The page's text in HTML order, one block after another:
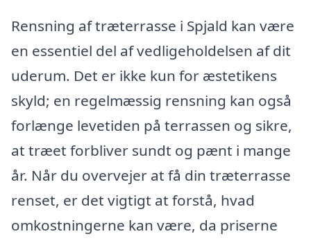
Rensning af træterrasse i Spjald kan være
en essentiel del af vedligeholdelsen af dit
uderum. Det er ikke kun for æstetikens
skyld; en regelmæssig rensning kan også
forlænge levetiden på terrassen og sikre,
at træet forbliver sundt og pænt i mange
år. Når du overvejer at få din træterrasse
renset, er det vigtigt at forstå, hvad
omkostningerne kan være, da priserne